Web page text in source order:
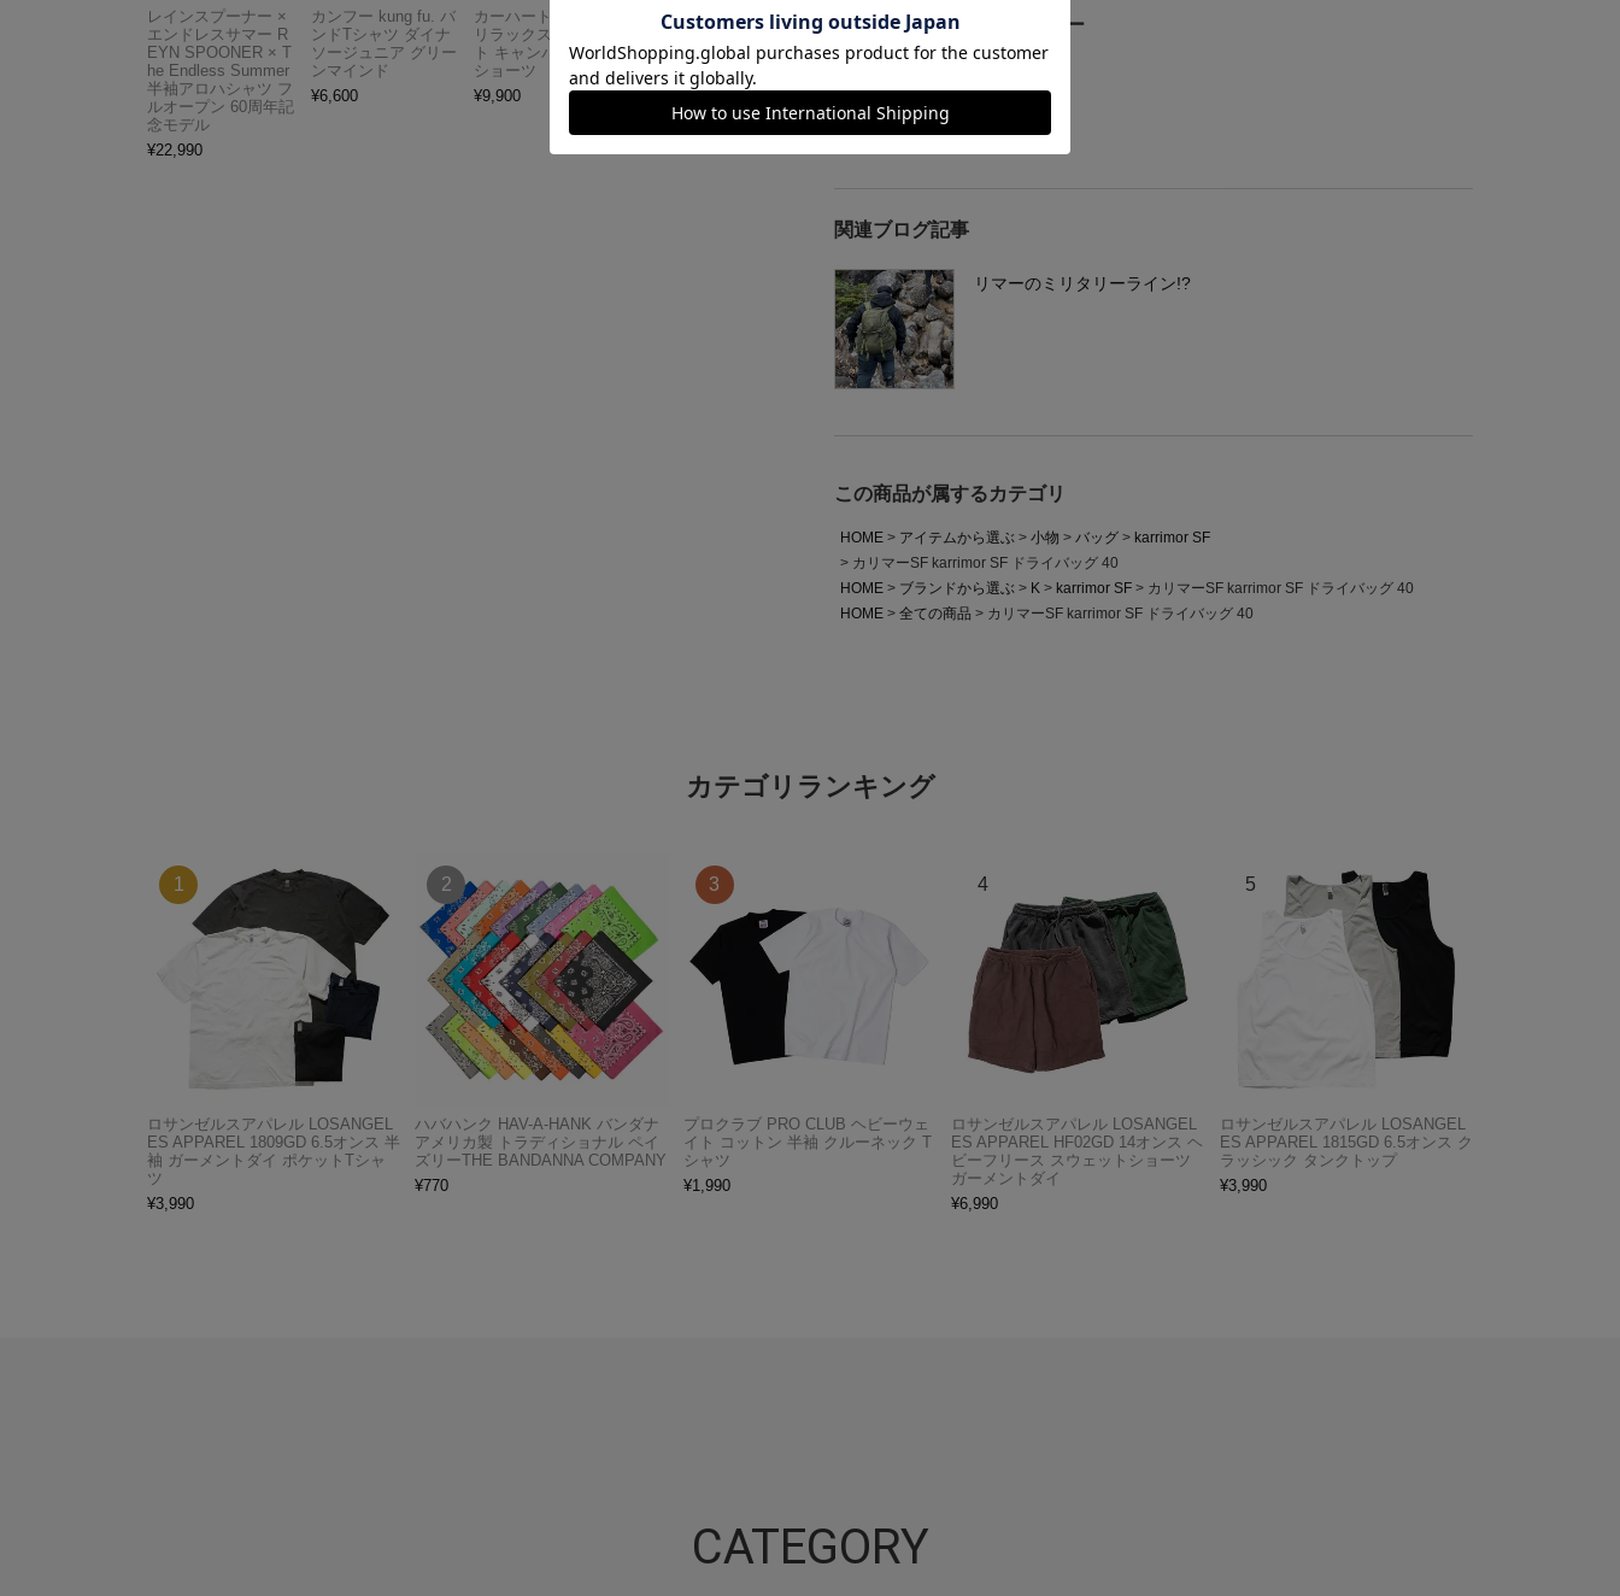
ご購入者さまからのレビュー
関連ブログ記事
リマーのミリタリーライン!?
この商品が属するカテゴリ
HOME アイテムから選ぶ 小物 バッグ
karrimor SF
カリマーSF karrimor SF ドライバッグ 40
HOME
ブランドから選ぶ K karrimor SF
カリマーSF karrimor SF ドライバッグ 40
HOME
全ての商品 カリマーSF karrimor SF ドライバッグ 40
レインスプーナー ×
エンドレスサマー R
EYN SPOONER × T
he Endless Summer
半袖アロハシャツ フ
ルオープン 60周年記
念モデル
¥22,990
カンフー kung fu. バ
ンドTシャツ ダイナ
ソージュニア グリー
ンマインド
¥6,600
カーハート Carhartt
リラックスドフィッ
ト キャンバスワーク
ショーツ
¥9,900
アメリカンクラシッ
クス AMERICAN CL
ASSICS ムービーT
シャツ フォレストガ
ンプ ロゴ＆ベンチ
5,747
カテゴリランキング
ロサンゼルスアパレル LOSANGEL
ES APPAREL 1809GD 6.5オンス 半
袖 ガーメントダイ ポケットTシャ
ツ
¥3,990
ハバハンク HAV-A-HANK バンダナ
アメリカ製 トラディショナル ペイ
ズリーTHE BANDANNA COMPANY
¥770
プロクラブ PRO CLUB ヘビーウェ
イト コットン 半袖 クルーネック T
シャツ
¥1,990
ロサンゼルスアパレル LOSANGEL
ES APPAREL HF02GD 14オンス ヘ
ビーフリース スウェットショーツ
ガーメントダイ
¥6,990
ロサンゼルスアパレル LOSANGEL
ES APPAREL 1815GD 6.5オンス ク
ラッシック タンクトップ
¥3,990
CATEGORY